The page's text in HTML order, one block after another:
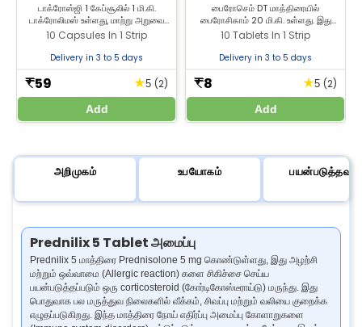
டாக்ரோஸ்ஜி 1 கேப்சூலில் 1 மி.கி.
டாக்ரோலிமஸ் உள்ளது, மாற்று அறுவை
சிகிச்சைக்கு பின் உறுப்பு நிராகரிப்பைத்
தடுக்க பயன்படுத்தப்படுகிறது. இன்று
ஜீலாப் பார்மசியில் இருந்து டாக்ரோஸ்ஜி 1
10 Capsules In 1 Strip
Delivery in 3 to 5 days
₹59 ★5 (2)
Add
பைரோசெம் DT மாத்திரையில்
பைரோசிகாம் 20 மி.கி. உள்ளது. இது
மூட்டுகள் மற்றும் தசைகளில் ஏற்படும் வலி
மற்றும் வீக்கத்தை குறைக்க உதவுகிறது.
சிறந்த விலையில் Zeelab மருந்தகத்தில்
மாத்திரையை வாங்குங்கள்.
10 Tablets In 1 Strip
Delivery in 3 to 5 days
₹8 ★5 (2)
Add
அறிமுகம் உபயோகம் பயன்படுத்தவும்
Prednilix 5 Tablet அமைப்பு
Prednilix 5 மாத்திரை Prednisolone 5 mg கொண்டுள்ளது, இது அழற்சி
மற்றும் ஒவ்வாமை (Allergic reaction) களை சிகிச்சை செய்ய
பயன்படுத்தப்படும் ஒரு corticosteroid (கோர்டிகோஸ்டீராய்டு) மருந்து. இது
பொதுவாக பல மருத்துவ நிலைகளில் வீக்கம், சிவப்பு மற்றும் வலியை குறைக்க
எழுதப்படுகிறது. இந்த மாத்திரை நோய் எதிர்ப்பு அமைப்பு கோளாறுகளை